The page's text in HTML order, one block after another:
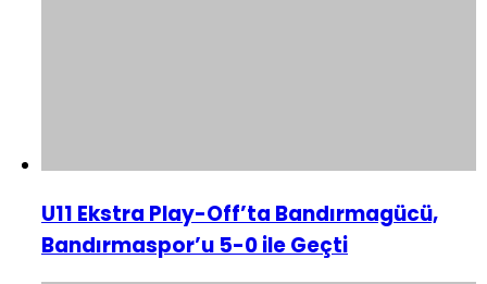
U11 Ekstra Play-Off’ta Bandırmagücü,
Bandırmaspor’u 5-0 ile Geçti